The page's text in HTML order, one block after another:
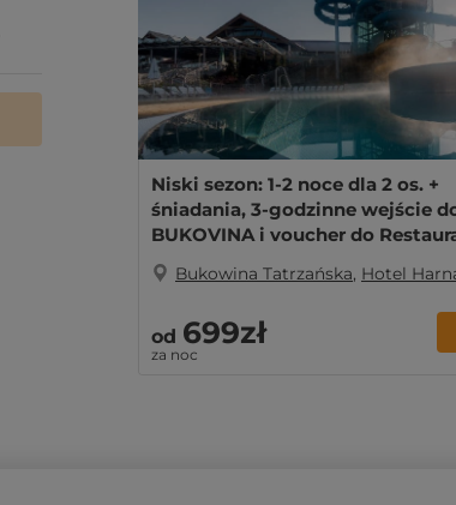
Niski sezon: 1-2 noce dla 2 os. +
śniadania, 3-godzinne wejście
BUKOVINA i voucher do
Bukowina Tatrzańska, Hotel
od 699zł
za noc